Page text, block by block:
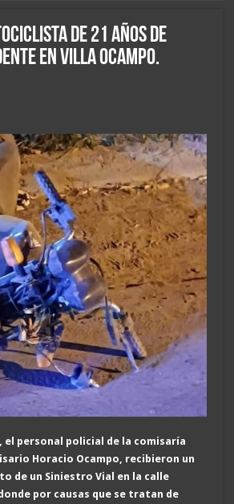
de 21 años de
en Villa Ocampo.
el personal policial de la comisaría
Horacio Ocampo, recibieron un
de un Siniestro Vial en la calle
por causas que se tratan de